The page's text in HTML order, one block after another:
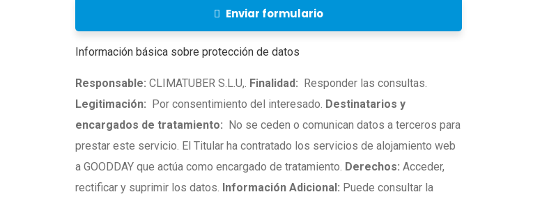
Enviar formulario
Información básica sobre protección de datos
Responsable: CLIMATUBER S.L.U,. Finalidad: Responder las consultas.
Legitimación: Por consentimiento del interesado. Destinatarios y
encargados de tratamiento: No se ceden o comunican datos a terceros para
prestar este servicio. El Titular ha contratado los servicios de alojamiento web
a GOODDAY que actúa como encargado de tratamiento. Derechos: Acceder,
rectificar y suprimir los datos. Información Adicional: Puede consultar la